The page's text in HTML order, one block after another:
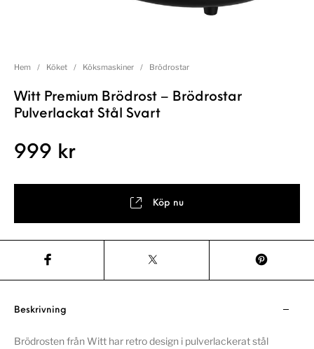
Hem / Köket / Köksmaskiner / Brödrostar
Witt Premium Brödrost – Brödrostar
Pulverlackat Stål Svart
999 kr
Köp nu
Beskrivning
Brödrosten från Witt har retro design i pulverlackerat stål